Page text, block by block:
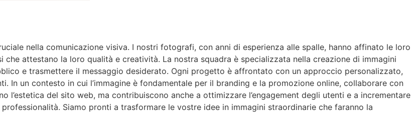
nella comunicazione visiva. I nostri fotografi, con anni di esperienza alle spalle, hanno affinato le loro
attestano la loro qualità e creatività. La nostra squadra è specializzata nella creazione di immagini
e trasmettere il messaggio desiderato. Ogni progetto è affrontato con un approccio personalizzato,
In un contesto in cui l’immagine è fondamentale per il branding e la promozione online, collaborare con
del sito web, ma contribuiscono anche a ottimizzare l’engagement degli utenti e a incrementare
Siamo pronti a trasformare le vostre idee in immagini straordinarie che faranno la